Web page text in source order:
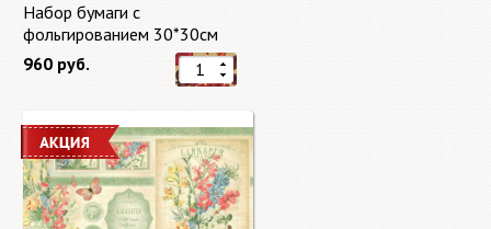
Набор бумаги с
фольгированием 30*30см
Сладкая весна "Sweet Spring"
8 листов Prima Marketing
960 руб.